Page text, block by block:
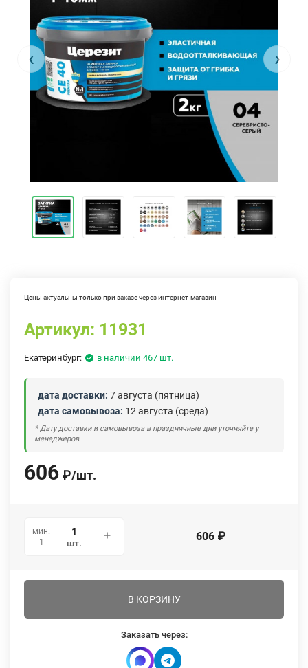
‹ ›
Цены актуальны только при заказе через интернет-магазин
Артикул: 11931
Екатеринбург: в наличии 467 шт.
дата доставки: 7 августа (пятница)
дата самовывоза: 12 августа (среда)
* Дату доставки и самовывоза в праздничные дни уточняйте у
менеджеров.
606 ₽/шт.
мин.
1
шт. 606 ₽
В КОРЗИНУ
Заказать через: